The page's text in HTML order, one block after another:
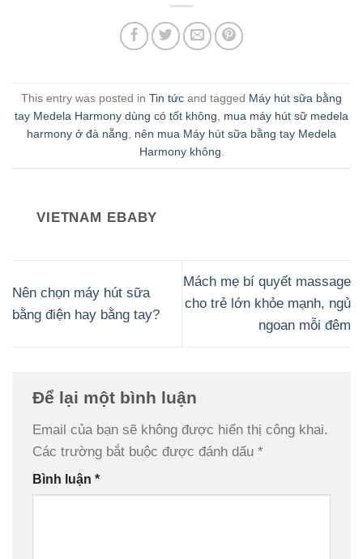
This entry was posted in Tin tức and tagged Máy hút sữa bằng
tay Medela Harmony dùng có tốt không, mua máy hút sữ medela
harmony ở đà nẵng, nên mua Máy hút sữa bằng tay Medela
Harmony không.
VIETNAM EBABY
Nên chọn máy hút sữa
bằng điện hay bằng tay?
Mách mẹ bí quyết massage
cho trẻ lớn khỏe mạnh, ngủ
ngoan mỗi đêm
Để lại một bình luận
Email của bạn sẽ không được hiển thị công khai.
Các trường bắt buộc được đánh dấu *
Bình luận *